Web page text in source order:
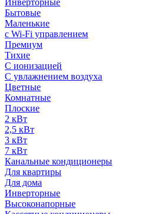
Инверторные
Бытовые
Маленькие
с Wi-Fi управлением
Премиум
Тихие
С ионизацией
С увлажнением воздуха
Цветные
Комнатные
Плоские
2 кВт
2,5 кВт
3 кВт
7 кВт
Канальные кондиционеры
Для квартиры
Для дома
Инверторные
Высоконапорные